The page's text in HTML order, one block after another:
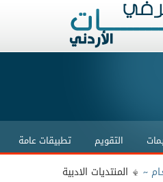
التقويم تطبيقات عامة
~ المنتديات الادبية